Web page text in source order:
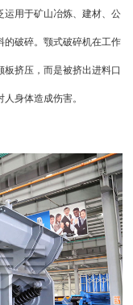
用于矿山冶炼、建材、公
的破碎。颚式破碎机在工作
挤压，而是被挤出进料口
身体造成伤害。